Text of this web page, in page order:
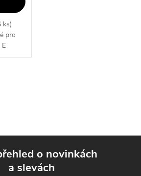
ks)
pro
fréz je
o novinkách
a slevách